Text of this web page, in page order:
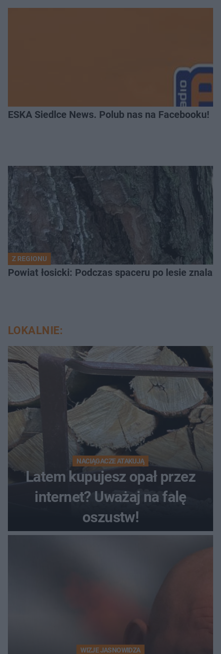
ESKA Siedlce News. Polub nas na Facebooku!
Z REGIONU
LOKALNIE:
NACIĄGACZE ATAKUJĄ
Latem kupujesz opał przez
internet? Uważaj na falę
oszustw!
WIZJE JASNOWIDZA